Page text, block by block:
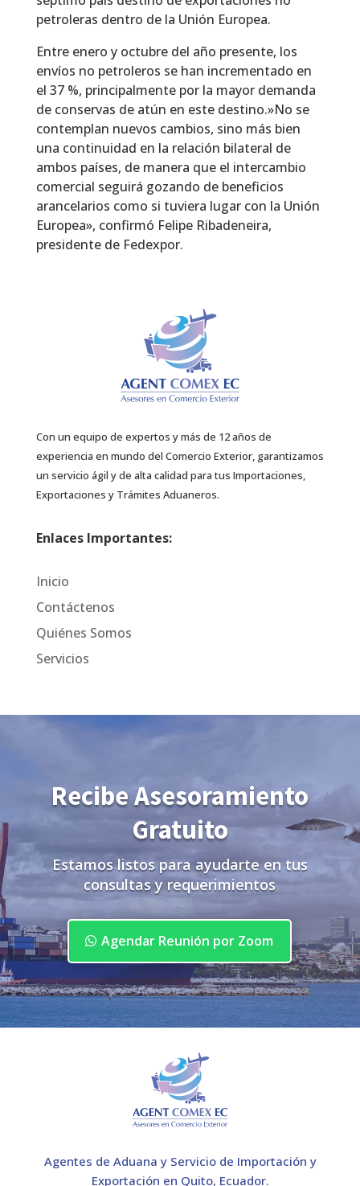
petroleras dentro de la Unión Europea.
Entre enero y octubre del año presente, los
envíos no petroleros se han incrementado en
el 37 %, principalmente por la mayor demanda
de conservas de atún en este destino.»No se
contemplan nuevos cambios, sino más bien
una continuidad en la relación bilateral de
ambos países, de manera que el intercambio
comercial seguirá gozando de beneficios
arancelarios como si tuviera lugar con la Unión
Europea», confirmó Felipe Ribadeneira,
presidente de Fedexpor.
Con un equipo de expertos y más de 12 años de
experiencia en mundo del Comercio Exterior, garantizamos
un servicio ágil y de alta calidad para tus Importaciones,
Exportaciones y Trámites Aduaneros.
Enlaces Importantes:
Inicio
Contáctenos
Quiénes Somos
Servicios
Recibe Asesoramiento
Gratuito
Estamos listos para ayudarte en tus
consultas y requerimientos
Agendar Reunión por Zoom
Agentes de Aduana y Servicio de Importación y
Exportación en Quito, Ecuador.